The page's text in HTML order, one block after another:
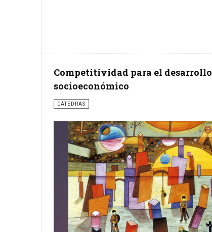
Competitividad para el desarrollo
socioeconómico
CÁTEDRAS